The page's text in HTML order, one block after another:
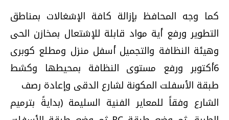
كما وجه المحافظ بإزالة كافة الإشغالات بمناطق
التطوير ورفع أية مواد قابلة للإشتعال بمخازن الحى
وهيئة النظافة والتجميل أسفل منزل ومطلع كوبرى
6أكتوبر ورفع مستوى النظافة بمحيطها وكشط
طبقة الأسفلت المكونة لشارع الدقى وإعادة رصف
الشارع وفقاً للمعاير الفنية السليمة (بدايةً بترميم